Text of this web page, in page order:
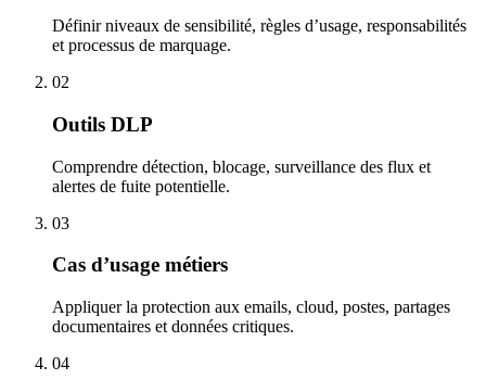
Définir niveaux de sensibilité, règles d’usage, responsabilités
et processus de marquage.
02
Outils DLP
Comprendre détection, blocage, surveillance des flux et
alertes de fuite potentielle.
03
Cas d’usage métiers
Appliquer la protection aux emails, cloud, postes, partages
documentaires et données critiques.
04